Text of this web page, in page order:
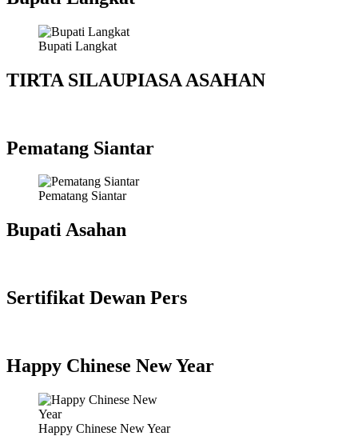
Bupati Langkat
TIRTA SILAUPIASA ASAHAN
Pematang Siantar
Pematang Siantar
Bupati Asahan
Sertifikat Dewan Pers
Happy Chinese New Year
Happy Chinese New Year